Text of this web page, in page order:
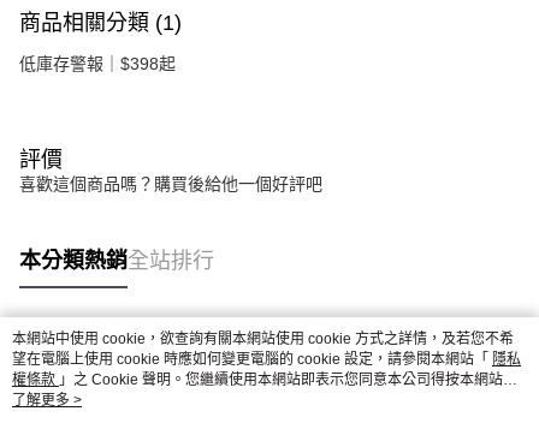
商品相關分類 (1)
低庫存警報｜$398起
評價
喜歡這個商品嗎？購買後給他一個好評吧
本分類熱銷全站排行
熱門標籤
本網站中使用 cookie，欲查詢有關本網站使用 cookie 方式之詳情，及若您不希
望在電腦上使用 cookie 時應如何變更電腦的 cookie 設定，請參閱本網站「 隱私
權條款 」之 Cookie 聲明。您繼續使用本網站即表示您同意本公司得按本網站使
用條款之 Cookie 聲明使用 cookie。
了解更多 >